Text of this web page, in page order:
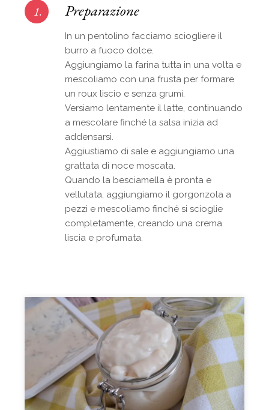
1. Preparazione
In un pentolino facciamo sciogliere il
burro a fuoco dolce.
Aggiungiamo la farina tutta in una volta e
mescoliamo con una frusta per formare
un roux liscio e senza grumi.
Versiamo lentamente il latte, continuando
a mescolare finché la salsa inizia ad
addensarsi.
Aggiustiamo di sale e aggiungiamo una
grattata di noce moscata.
Quando la besciamella è pronta e
vellutata, aggiungiamo il gorgonzola a
pezzi e mescoliamo finché si scioglie
completamente, creando una crema
liscia e profumata.